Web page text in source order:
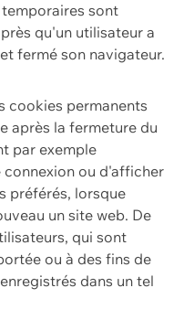
sont
qu'un utilisateur a
fermé son navigateur.
cookies permanents
après la fermeture du
par exemple
ou d'afficher
préférés, lorsque
un site web. De
qui sont
ou à des fins de
dans un tel